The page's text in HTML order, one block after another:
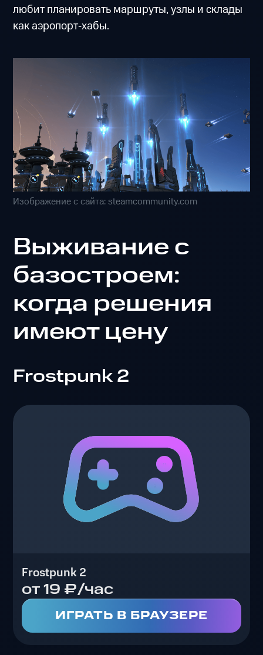
любит планировать маршруты, узлы и склады
как аэропорт‑хабы.
Изображение с сайта: steamcommunity.com
Выживание с
базостроем:
когда решения
имеют цену
Frostpunk 2
Frostpunk 2
от 19 ₽/час
ИГРАТЬ В БРАУЗЕРЕ